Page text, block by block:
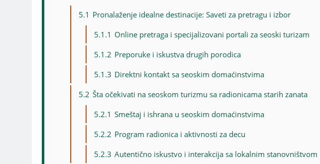
5.1 Pronalaženje idealne destinacije: Saveti za pretragu i izbor
5.1.1 Online pretraga i specijalizovani portali za seoski turizam
5.1.2 Preporuke i iskustva drugih porodica
5.1.3 Direktni kontakt sa seoskim domaćinstvima
5.2 Šta očekivati na seoskom turizmu sa radionicama starih zanata
5.2.1 Smeštaj i ishrana u seoskim domaćinstvima
5.2.2 Program radionica i aktivnosti za decu
5.2.3 Autentično iskustvo i interakcija sa lokalnim stanovništvom